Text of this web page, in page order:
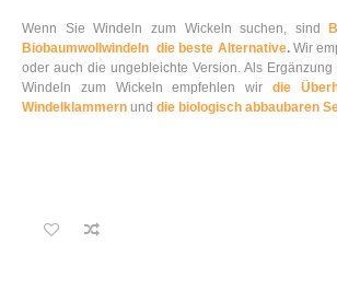
Wenn Sie Windeln zum Wickeln suchen, sind
Biobaumwollwindeln die beste Alternative.Wir
oder auch die ungebleichte Version. Als
Windeln zum Wickeln empfehlen wir die
Windelklammern und die biologisch abbaubaren